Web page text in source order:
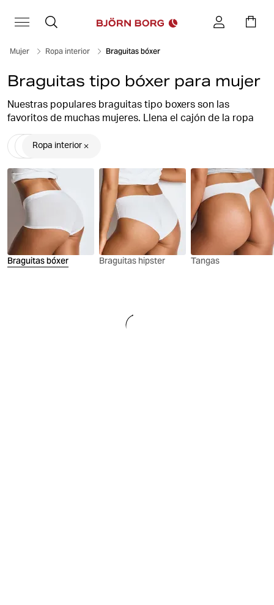
Mujer Ropa interior Braguitas bóxer
Braguitas tipo bóxer para mujer
Nuestras populares braguitas tipo boxers son las
favoritos de muchas mujeres. Llena el cajón de la ropa
interior con braguitas suaves y flexibles de fino algodón
combinado con elastano. La combinación perfecta.
En Björn Borg siempre encontrará braguitas tipo
culottes para mujer cómodas y con mucho estilo, de
gran calidad y con un diseño elegante.
No podrás resistirte a la selección de ropa interior para
mujer de Björn Borg: minishorts que se adaptan a
cualquier silueta. Ideal para llevar debajo de faldas,
pantalones, vestidos, mallas o leggings
Ropa interior
Braguitas bóxer Braguitas hipster Tangas